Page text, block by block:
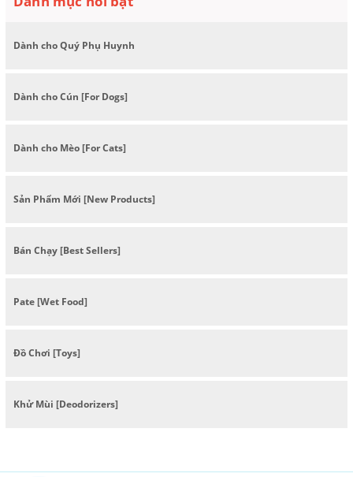
Dành cho Quý Phụ Huynh
Dành cho Cún [For Dogs]
Dành cho Mèo [For Cats]
Sản Phẩm Mới [New Products]
Bán Chạy [Best Sellers]
Pate [Wet Food]
Đồ Chơi [Toys]
Khử Mùi [Deodorizers]